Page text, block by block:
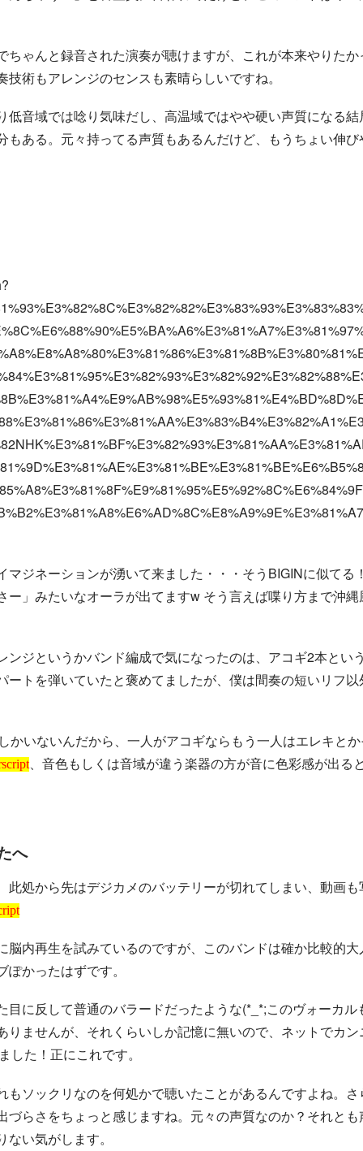
ちゃんと録音された演奏が聴けますが、これが本来やりた
術もアレンジのセンスも素晴らしいですね。
低音域では唸り気味だし、高温域ではやや硬い声質になる 結
もある。元々持ってる声質もあるんだけど、もうちょい伸
マジネーションが湧いて来ました・・・そうBIGINに似てる
ー」みたいなオーラが出てますw そう言えば喋り方まで沖
ンジというかバンド編成で気になったのは、アコギ2本とい
ートを弾いていたと褒めてましたが、僕は間奏の短いリフ
かいないんだから、一人がアコギならもう一人はエレキと
、音色もしくは音域が違う楽器の方が音に色彩感が出る
へ
此処から先はデジカメのバッテリーが切れてしまい、動画
脳内再生を試みているのですが、このバンドは確か比較的
かったはずです。
目に反して普通のバラードだったような(*_*;このヴォーカ
りませんが、それくらいしか記憶に無いので、ネットでカ
した！正にこれです。
もソックリなのを何処かで聴いたことがあるんですよね。
づらさをちょっと感じますね。元々の声質なのか？それと
い気がします。